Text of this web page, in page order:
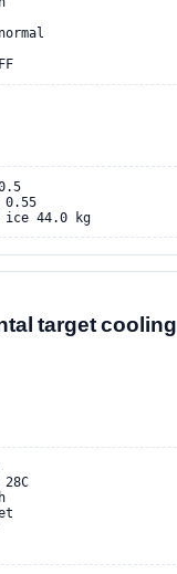
ice 44.0 kg
target cooling